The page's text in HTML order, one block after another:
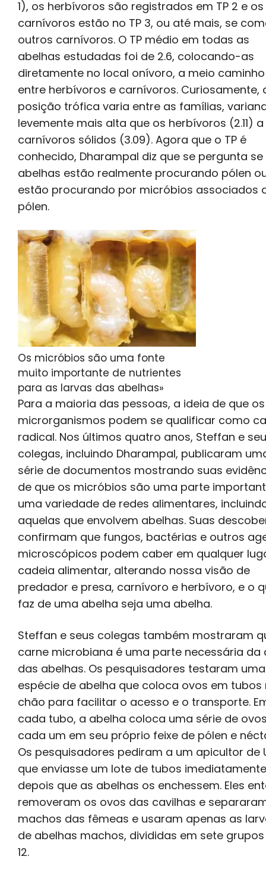
1), os herbívoros são registrados em TP 2 e os
carnívoros estão no TP 3, ou até mais, se
outros carnívoros. O TP médio em todas as
abelhas estudadas foi de 2.6, colocando-as
diretamente no local onívoro, a meio caminho
entre herbívoros e carnívoros. Curiosamente,
posição trófica varia entre as famílias,
levemente mais alta que os herbívoros (2.11) a
carnívoros sólidos (3.09). Agora que o TP é
conhecido, Dharampal diz que se pergunta se
abelhas estão realmente procurando pólen
estão procurando por micróbios associados
pólen.
Os micróbios são uma fonte
muito importante de nutrientes
para as larvas das abelhas»
Para a maioria das pessoas, a ideia de que os
microrganismos podem se qualificar como
radical. Nos últimos quatro anos, Steffan e
colegas, incluindo Dharampal, publicaram
série de documentos mostrando suas
de que os micróbios são uma parte
uma variedade de redes alimentares,
aquelas que envolvem abelhas. Suas
confirmam que fungos, bactérias e outros
microscópicos podem caber em qualquer
cadeia alimentar, alterando nossa visão de
predador e presa, carnívoro e herbívoro, e o
faz de uma abelha seja uma abelha.
Steffan e seus colegas também mostraram
carne microbiana é uma parte necessária da
das abelhas. Os pesquisadores testaram uma
espécie de abelha que coloca ovos em tubos
chão para facilitar o acesso e o transporte.
cada tubo, a abelha coloca uma série de
cada um em seu próprio feixe de pólen e
Os pesquisadores pediram a um apicultor de
que enviasse um lote de tubos imediatamente
depois que as abelhas os enchessem. Eles
removeram os ovos das cavilhas e
machos das fêmeas e usaram apenas as
de abelhas machos, divididas em sete
12.